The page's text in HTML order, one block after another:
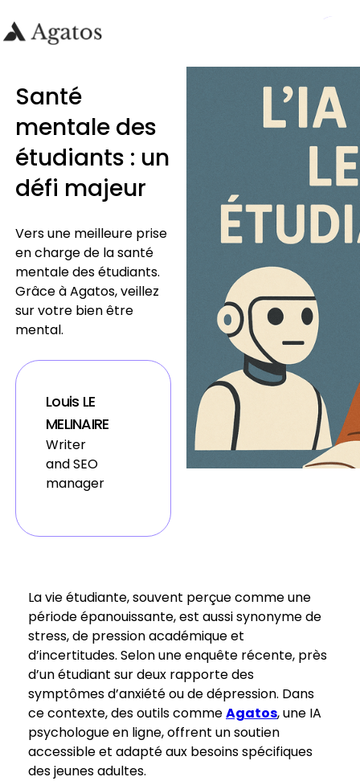
Santé
mentale des
étudiants : un
défi majeur
Vers une meilleure prise
en charge de la santé
mentale des étudiants.
Grâce à Agatos, veillez
sur votre bien être
mental.
Louis LE
MELINAIRE
Writer
and SEO
manager
La vie étudiante, souvent perçue comme une
période épanouissante, est aussi synonyme de
stress, de pression académique et
d’incertitudes. Selon une enquête récente, près
d’un étudiant sur deux rapporte des
symptômes d’anxiété ou de dépression. Dans
ce contexte, des outils commeAgatos, une IA
psychologue en ligne, offrent un soutien
accessible et adapté aux besoins spécifiques
des jeunes adultes.